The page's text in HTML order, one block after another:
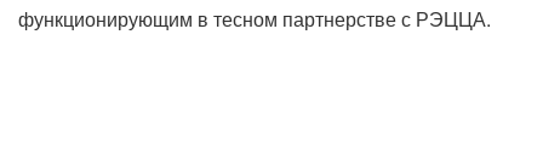
функционирующим в тесном партнерстве с РЭЦЦА.